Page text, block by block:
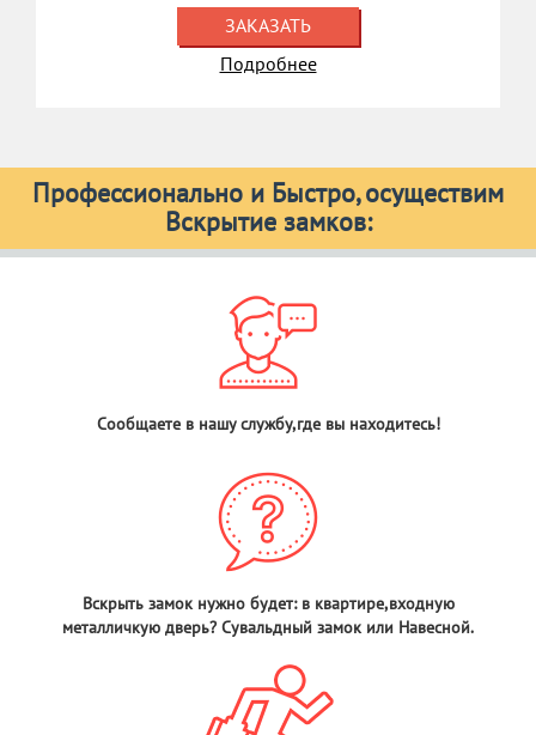
ЗАКАЗАТЬ
Подробнее
Профессионально и Быстро, осуществим
Вскрытие замков:
Сообщаете в нашу службу,где вы находитесь!
Вскрыть замок нужно будет: в квартире,входную
металличкую дверь? Сувальдный замок или Навесной.